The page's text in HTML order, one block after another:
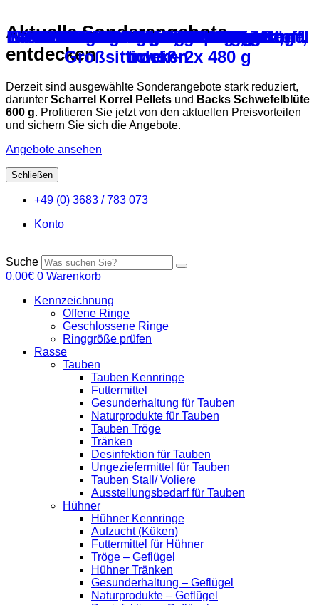
Aktuelle Sonderangebote
entdecken
Derzeit sind ausgewählte Sonderangebote stark reduziert,
darunter Scharrel Korrel Pellets und Backs Schwefelblüte
600 g. Profitieren Sie jetzt von den aktuellen Preisvorteilen
und sichern Sie sich die Angebote.
Angebote ansehen
Schließen
Inhalt
+49 (0) 3683 / 783 073
Konto
Suche
0,00€ 0 Warenkorb
Kennzeichnung
Offene Ringe
Geschlossene Ringe
Ringgröße prüfen
Rasse
Tauben
Tauben Kennringe
Futtermittel
Gesunderhaltung für Tauben
Naturprodukte für Tauben
Tauben Tröge
Tränken
Desinfektion für Tauben
Ungeziefermittel für Tauben
Tauben Stall/ Voliere
Ausstellungsbedarf für Tauben
Hühner
Hühner Kennringe
Aufzucht (Küken)
Futtermittel für Hühner
Tröge – Geflügel
Hühner Tränken
Gesunderhaltung – Geflügel
Naturprodukte – Geflügel
Nesteinlage für Vögel aus Jute
Nistschale für Vögel, aus Kunststoff,
weiß
Nesteier für Kanarienvögel
Orlux Eifutter für Kanarien, gelb,
trocken
Orlux Eifutter für Kanarien, rot,
trocken
Orlux Eifutter für Sittiche, trocken
Backs Vogelgrit 1 kg
Backs Badesalz V – 300 g
Backs Mauserhilfe – 250 ml
Backs Multivitamin-V 250 ml
Backs Vogelstein für Papageien und
Großsittiche – 2x 480 g
Backs Vogelkohle 400 g
Backs Glut-Amin 1000 ml
Backs Multivitamin für Rassegeflügel